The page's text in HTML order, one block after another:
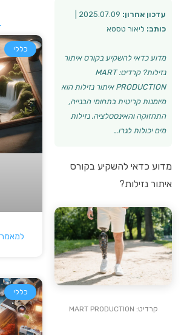
עדכון אחרון:
כותב: ליאור טסטא
מדוע כדאי להשקיע בקורס איתור
נזילות? קרדיט: MART
PRODUCTION איתור נזילות הוא
מיומנות קריטית בתחומי הבנייה,
התחזוקה והאינסטלציה. נזילות
מים יכולות לגרו…
מדוע כדאי להשקיע בקורס
איתור נזילות?
קרדיט: MART PRODUCTION
כללי
כללי